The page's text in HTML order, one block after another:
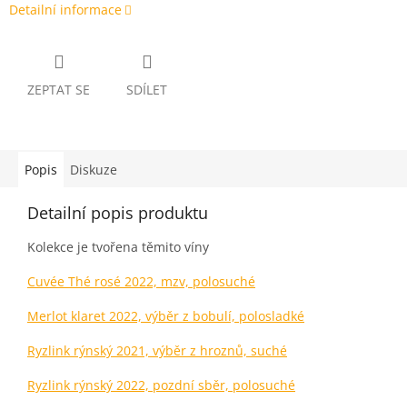
Detailní informace
ZEPTAT SE SDÍLET
Popis Diskuze
Detailní popis produktu
Kolekce je tvořena těmito víny
Cuvée Thé rosé 2022, mzv, polosuché
Merlot klaret 2022, výběr z bobulí, polosladké
Ryzlink rýnský 2021, výběr z hroznů, suché
Ryzlink rýnský 2022, pozdní sběr, polosuché